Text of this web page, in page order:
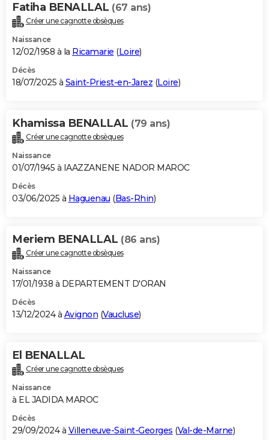
Fatiha BENALLAL (67 ans)
Créer une cagnotte obsèques
Naissance
12/02/1958 à la Ricamarie (Loire)
Décès
18/07/2025 à Saint-Priest-en-Jarez (Loire)
Khamissa BENALLAL (79 ans)
Créer une cagnotte obsèques
Naissance
01/07/1945 à IAAZZANENE NADOR MAROC
Décès
03/06/2025 à Haguenau (Bas-Rhin)
Meriem BENALLAL (86 ans)
Créer une cagnotte obsèques
Naissance
17/01/1938 à DEPARTEMENT D'ORAN
Décès
13/12/2024 à Avignon (Vaucluse)
El BENALLAL
Créer une cagnotte obsèques
Naissance
à EL JADIDA MAROC
Décès
29/09/2024 à Villeneuve-Saint-Georges (Val-de-Marne)